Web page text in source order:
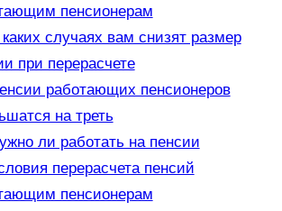
пенсионерам
случаях вам снизят размер
при перерасчете
работающих пенсионеров
на треть
ли работать на пенсии
перерасчета пенсий
пенсионерам